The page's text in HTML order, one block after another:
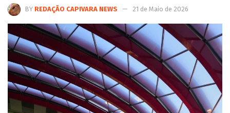
BY REDAÇÃO CAPIVARA NEWS 21 de Maio de 2026